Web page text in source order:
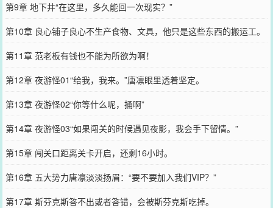
第9章 地下井“在这里，多久能回一次现实？”
第10章 良心铺子良心不生产食物、文具，他只是这些东西的搬运工。
第11章 范老板有钱也不能为所欲为啊！
第12章 夜游怪01“给我，我来。”唐凛眼里透着坚定。
第13章 夜游怪02“你等什么呢，捅啊”
第14章 夜游怪03“如果闯关的时候遇见夜影，我会手下留情。”
第15章 闯关口距离关卡开启，还剩16小时。
第16章 五大势力唐凛淡淡扬眉：“要不要加入我们VIP？”
第17章 斯芬克斯答不出或者答错，会被斯芬克斯吃掉。